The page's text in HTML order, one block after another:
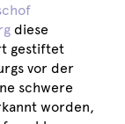
diese
gestiftet
vor der
schwere
worden,